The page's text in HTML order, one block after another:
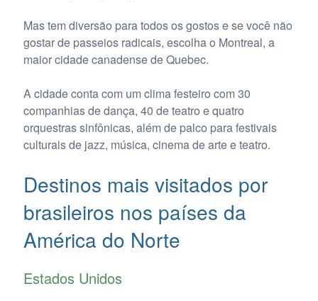
Mas tem diversão para todos os gostos e se você não
gostar de passeios radicais, escolha o Montreal, a
maior cidade canadense de Quebec.
A cidade conta com um clima festeiro com 30
companhias de dança, 40 de teatro e quatro
orquestras sinfônicas, além de palco para festivais
culturais de jazz, música, cinema de arte e teatro.
Destinos mais visitados por
brasileiros nos países da
América do Norte
Estados Unidos